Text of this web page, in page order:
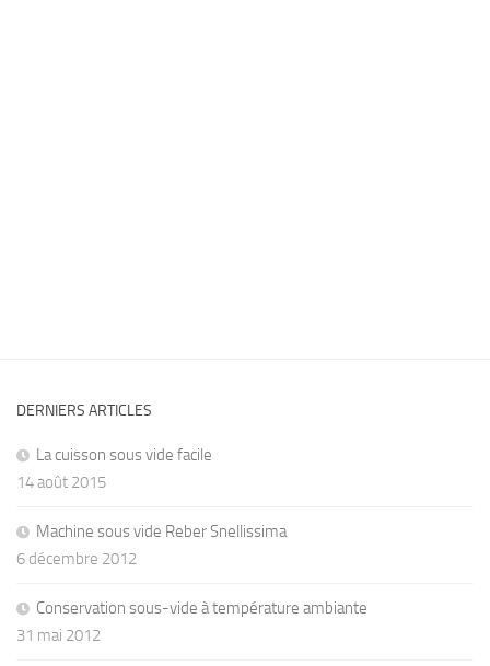
DERNIERS ARTICLES
La cuisson sous vide facile
14 août 2015
Machine sous vide Reber Snellissima
6 décembre 2012
Conservation sous-vide à température ambiante
31 mai 2012